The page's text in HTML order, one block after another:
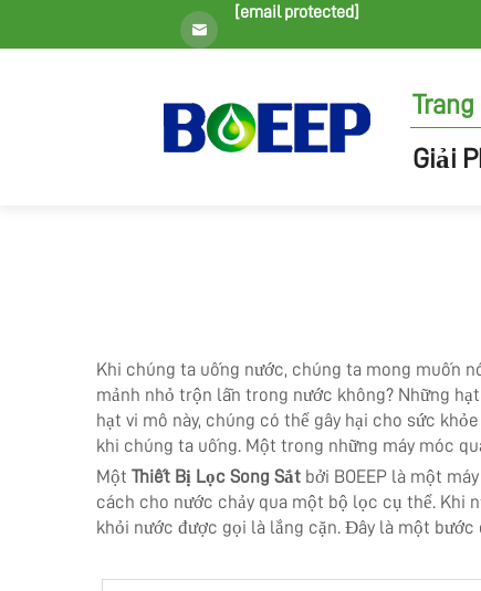
[email protected]
Trang
Giải
Khi chúng ta uống nước, chúng ta mong muốn
mảnh nhỏ trộn lẫn trong nước không? Những
hạt vi mô này, chúng có thể gây hại cho sức
khi chúng ta uống. Một trong những máy móc
Một Thiết Bị Lọc Song Sắt bởi BOEEP là một
cách cho nước chảy qua một bộ lọc cụ thể. Khi
khỏi nước được gọi là lắng cặn. Đây là một